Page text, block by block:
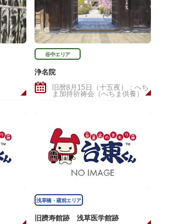
谷中エリア
浄名院
旧暦8月15日（十五夜）：へち
ま加持祈祷会（へちま供養）
浅草橋・蔵前エリア
旧躋寿館跡 浅草医学館跡